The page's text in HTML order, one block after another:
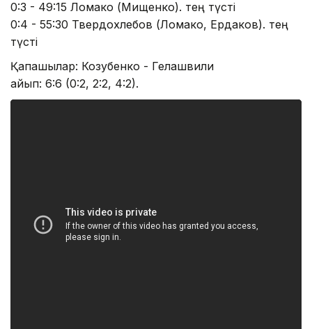
0:3 - 49:15 Ломако (Мищенко). тең түсті
0:4 - 55:30 Твердохлебов (Ломако, Ердаков). тең
түсті
Қақпашылар: Козубенко - Гелашвили
айып: 6:6 (0:2, 2:2, 4:2).